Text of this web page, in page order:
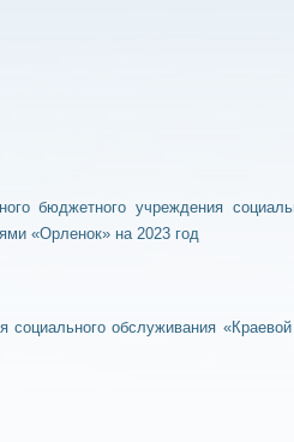
бюджетного учреждения
«Орленок» на 2023 год
социального обслуживания